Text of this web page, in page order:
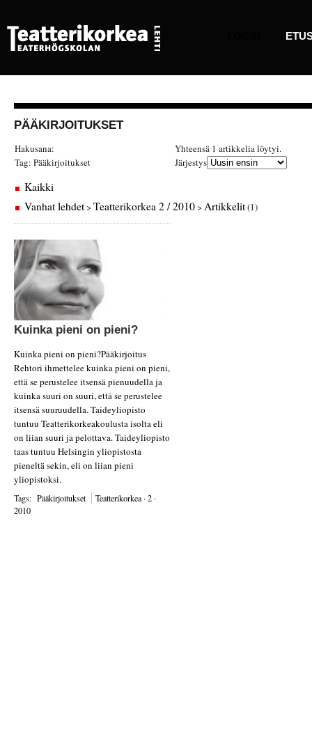
PÄÄKIRJOITUKSET
Hakusana:
Yhteensä 1 artikkelia löytyi.
Tag: Pääkirjoitukset Järjestys
Kaikki
Vanhat lehdet>Teatterikorkea 2 / 2010>Artikkelit(1)
Kuinkapieni on pieni?
Kuinka pieni on pieni?Pääkirjoitus
Rehtori ihmettelee kuinka pieni on pieni,
että se perustelee itsensä pienuudella ja
kuinka suuri on suuri, että se perustelee
itsensä suuruudella. Taideyliopisto
tuntuu Teatterikorkeakoulusta isolta eli
on liian suuri ja pelottava. Taideyliopisto
taas tuntuu Helsingin yliopistosta
pieneltä sekin, eli on liian pieni
yliopistoksi.
Tags: Pääkirjoitukset
Teatterikorkea · 2 ·
2010